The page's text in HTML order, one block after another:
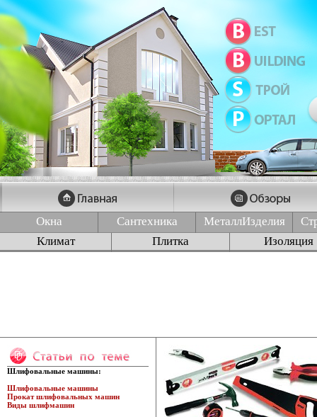
Окна Сантехника МеталлИзделия
Климат
Плитка Изоляция
Шлифовальные машины:
Шлифовальные машины
Прокат шлифовальных машин
Виды шлифмашин